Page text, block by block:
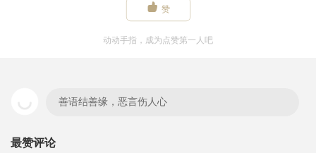
 赞
动动手指，成为点赞第一人吧
善语结善缘，恶言伤人心
最赞评论